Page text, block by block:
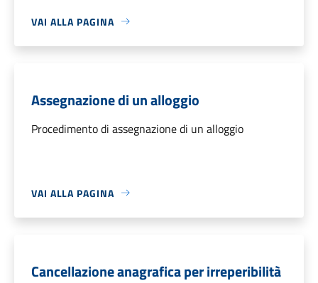
VAI ALLA PAGINA
Assegnazione di un alloggio
Procedimento di assegnazione di un alloggio
VAI ALLA PAGINA
Cancellazione anagrafica per irreperibilità